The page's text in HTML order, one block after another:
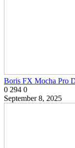
Boris FX Mocha Pro
0 294 0
September 8, 2025